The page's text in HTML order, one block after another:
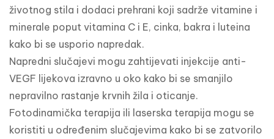
životnog stila i dodaci prehrani koji sadrže vitamine i
minerale poput vitamina C i E, cinka, bakra i luteina
kako bi se usporio napredak.
Napredni slučajevi mogu zahtijevati injekcije anti-
VEGF lijekova izravno u oko kako bi se smanjilo
nepravilno rastanje krvnih žila i oticanje.
Fotodinamička terapija ili laserska terapija mogu se
koristiti u određenim slučajevima kako bi se zatvorilo